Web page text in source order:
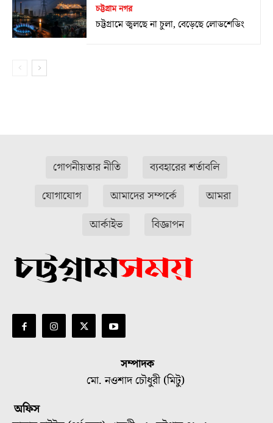
চট্টগ্রাম নগর
চট্টগ্রামে জ্বলছে না চুলা, বেড়েছে লোডশেডিং
গোপনীয়তার নীতি
ব্যবহারের শর্তাবলি
যোগাযোগ
আমাদের সম্পর্কে
আমরা
আর্কাইভ
বিজ্ঞাপন
সম্পাদক
মো. নওশাদ চৌধুরী (মিটু)
অফিস